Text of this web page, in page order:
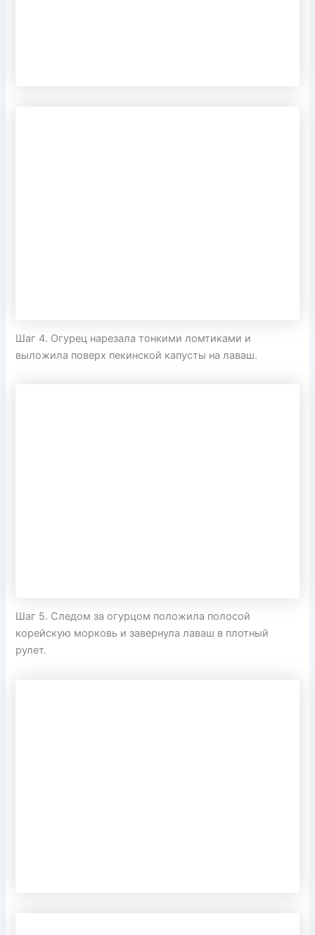
Шаг 4. Огурец нарезала тонкими ломтиками и
выложила поверх пекинской капусты на лаваш.
Шаг 5. Следом за огурцом положила полосой
корейскую морковь и завернула лаваш в плотный
рулет.